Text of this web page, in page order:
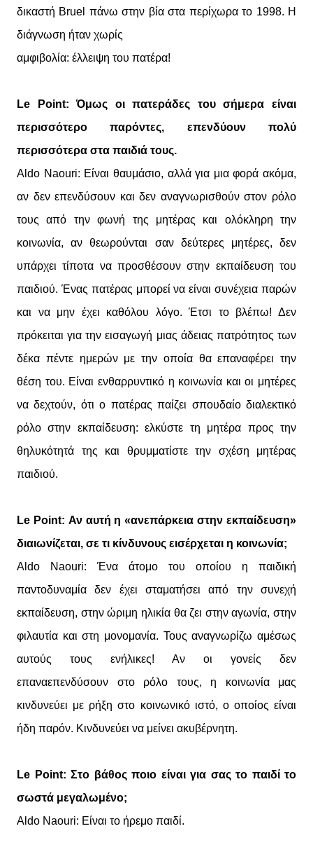
δικαστή Bruel πάνω στην βία στα περίχωρα το 1998. Η
διάγνωση ήταν χωρίς
αμφιβολία: έλλειψη του πατέρα!
Le Point: Όμως οι πατεράδες του σήμερα είναι
περισσότερο παρόντες, επενδύουν πολύ
περισσότερα στα παιδιά τους.
Aldo Naouri: Είναι θαυμάσιο, αλλά για μια φορά ακόμα,
αν δεν επενδύσουν και δεν αναγνωρισθούν στον ρόλο
τους από την φωνή της μητέρας και ολόκληρη την
κοινωνία, αν θεωρούνται σαν δεύτερες μητέρες, δεν
υπάρχει τίποτα να προσθέσουν στην εκπαίδευση του
παιδιού. Ένας πατέρας μπορεί να είναι συνέχεια παρών
και να μην έχει καθόλου λόγο. Έτσι το βλέπω! Δεν
πρόκειται για την εισαγωγή μιας άδειας πατρότητος των
δέκα πέντε ημερών με την οποία θα επαναφέρει την
θέση του. Είναι ενθαρρυντικό η κοινωνία και οι μητέρες
να δεχτούν, ότι ο πατέρας παίζει σπουδαίο διαλεκτικό
ρόλο στην εκπαίδευση: ελκύστε τη μητέρα προς την
θηλυκότητά της και θρυμματίστε την σχέση μητέρας
παιδιού.
Le Point: Αν αυτή η «ανεπάρκεια στην εκπαίδευση»
διαιωνίζεται, σε τι κίνδυνους εισέρχεται η κοινωνία;
Aldo Naouri: Ένα άτομο του οποίου η παιδική
παντοδυναμία δεν έχει σταματήσει από την συνεχή
εκπαίδευση, στην ώριμη ηλικία θα ζει στην αγωνία, στην
φιλαυτία και στη μονομανία. Τους αναγνωρίζω αμέσως
αυτούς τους ενήλικες! Αν οι γονείς δεν
επαναεπενδύσουν στο ρόλο τους, η κοινωνία μας
κινδυνεύει με ρήξη στο κοινωνικό ιστό, ο οποίος είναι
ήδη παρόν. Κινδυνεύει να μείνει ακυβέρνητη.
Le Point: Στο βάθος ποιο είναι για σας το παιδί το
σωστά μεγαλωμένο;
Aldo Naouri: Είναι το ήρεμο παιδί.